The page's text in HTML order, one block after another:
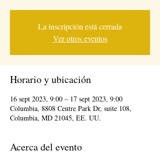
La inscripción está cerrada
Ver otros eventos
Horario y ubicación
16 sept 2023, 9:00 – 17 sept 2023, 9:00
Columbia, 8808 Centre Park Dr, suite 108,
Columbia, MD 21045, EE. UU.
Acerca del evento